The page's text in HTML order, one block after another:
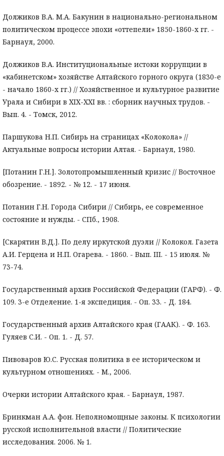
Должиков В.А. М.А. Бакунин в национально-региональном
политическом процессе эпохи «оттепели» 1850-1860-х гг. -
Барнаул, 2000.
Должиков В.А. Институциональные истоки коррупции в
«кабинетском» хозяйстве Алтайского горного округа (1830-е
- начало 1860-х гг.) // Хозяйственное и культурное развитие
Урала и Сибири в XIX-XXI вв. : сборник научных трудов. -
Вып. 4. - Томск, 2012.
Паршукова Н.П. Сибирь на страницах «Колокола» //
Актуальные вопросы истории Алтая. - Барнаул, 1980.
[Потанин Г.Н.]. Золотопромышленный кризис // Восточное
обозрение. - 1892. - № 12. - 17 июня.
Потанин Г.Н. Города Сибири // Сибирь, ее современное
состояние и нужды. - СПб., 1908.
[Скарятин В.Д.]. По делу иркутской дуэли // Колокол. Газета
А.И. Герцена и Н.П. Огарева. - 1860. - Вып. III. - 15 июля. №
73-74.
Государственный архив Российской Федерации (ГАРФ). - Ф.
109. 3-е Отделение. 1-я экспедиция. - Оп. 33. - Д. 184.
Государственный архив Алтайского края (ГААК). - Ф. 163.
Гуляев С.И. - Оп. 1. - Д. 57.
Пивоваров Ю.С. Русская политика в ее историческом и
культурном отношениях. - М., 2006.
Очерки истории Алтайского края. - Барнаул, 1987.
Бринкман А.А. фон. Неполномощные законы. К психологии
русской исполнительной власти // Политические
исследования. 2006. № 1.